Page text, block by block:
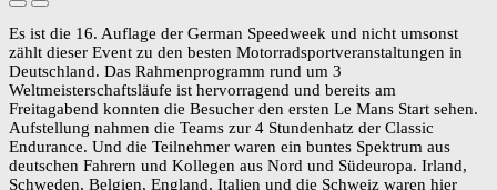
Es ist die 16. Auflage der German Speedweek und nicht umsonst
zählt dieser Event zu den besten Motorradsportveranstaltungen in
Deutschland. Das Rahmenprogramm rund um 3
Weltmeisterschaftsläufe ist hervorragend und bereits am
Freitagabend konnten die Besucher den ersten Le Mans Start sehen.
Aufstellung nahmen die Teams zur 4 Stundenhatz der Classic
Endurance. Und die Teilnehmer waren ein buntes Spektrum aus
deutschen Fahrern und Kollegen aus Nord und Südeuropa. Irland,
Schweden, Belgien, England, Italien und die Schweiz waren hier